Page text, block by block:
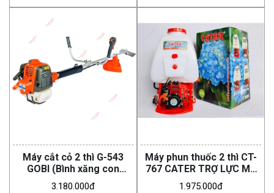
Máy cắt cỏ 2 thì G-543
GOBI (Bình xăng con
Walbro )
3.180.000đ
Máy phun thuốc 2 thì CT-
767 CATER TRỢ LỰC MÁ
VUÔNG
1.975.000đ